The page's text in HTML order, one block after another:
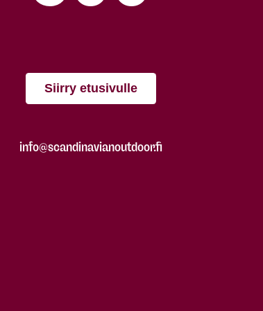
Siirry etusivulle
info@scandinavianoutdoor.fi